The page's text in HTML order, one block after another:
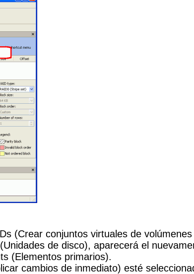
(Crear conjuntos virtuales de
de disco), aparecerá el
(Elementos primarios).
cambios de inmediato) esté